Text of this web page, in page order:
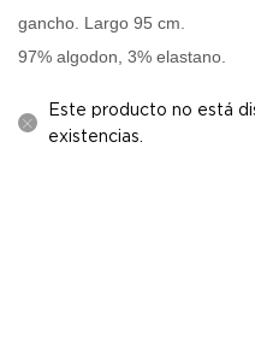
gancho. Largo 95 cm.
97% algodon, 3% elastano.
Este producto no está
existencias.